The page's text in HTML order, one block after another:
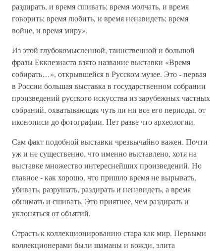
раздирать, и время сшивать; время молчать, и время
говорить; время любить, и время ненавидеть; время
войне, и время миру».
Из этой глубокомысленной, таинственной и большой
фразы Екклезиаста взято название выставки «Время
собирать…», открывшейся в Русском музее. Это - первая
в России большая выставка в государственном собрании
произведений русского искусства из зарубежных частных
собраний, охватывающая чуть ли ни все его периоды, от
иконописи до фотографии. Нет разве что археологии.
Сам факт подобной выставки чрезвычайно важен. Почти
уж и не существенно, что именно выставлено, хотя на
выставке множество интереснейших произведений. Но
главное - как хорошо, что пришло время не вырывать,
убивать, разрушать, раздирать и ненавидеть, а время
обнимать и сшивать. Это приятнее, чем раздирать и
уклоняться от объятий.
Страсть к коллекционированию стара как мир. Первыми
коллекционерами были шаманы и вожди, элита